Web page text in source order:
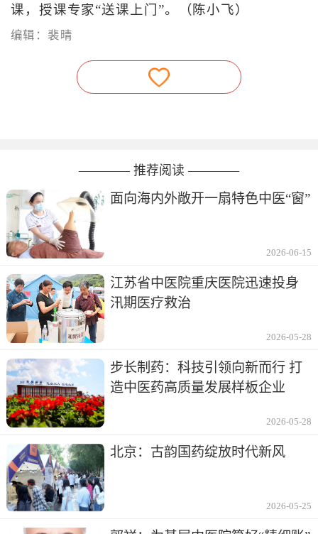
课，授课专家“送课上门”。（陈小飞）
编辑：裴晴
———— 推荐阅读 ————
面向海内外敞开一扇特色中医“窗”
2026-06-15
江苏省中医院重庆医院迅速投身
汛期医疗救治
2026-05-28
步长制药：科技引领向新而行 打
造中医药高质量发展样板企业
2026-05-28
北京：古韵国药绽放时代新风
2026-05-25